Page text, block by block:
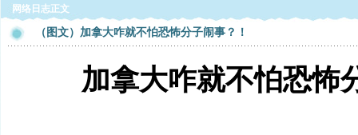
网络日志正文
（图文）加拿大咋就不怕恐怖分子闹事？！
加拿大咋就不怕恐怖